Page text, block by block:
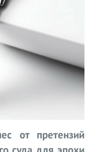
от претензий